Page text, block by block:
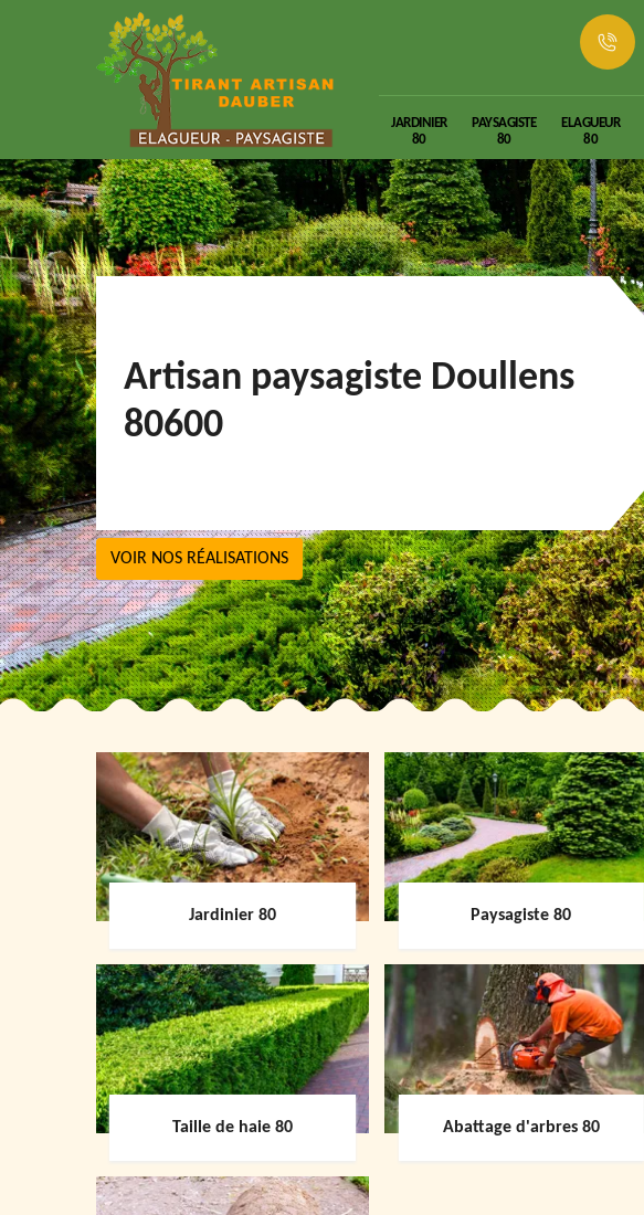
JARDINIER
80
PAYSAGISTE
80
ELAGUEUR
80
Artisan paysagiste Doullens
80600
VOIR NOS RÉALISATIONS
Jardinier 80 Paysagiste 80
Taille de haie 80 Abattage d'arbres 80